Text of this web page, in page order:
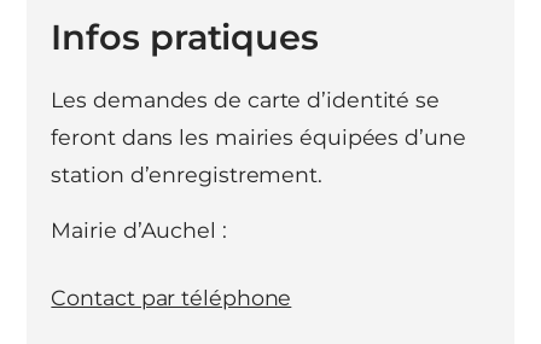
Infos pratiques
Les demandes de carte d’identité se
feront dans les mairies équipées d’une
station d’enregistrement.
Mairie d’Auchel :
Contact par téléphone